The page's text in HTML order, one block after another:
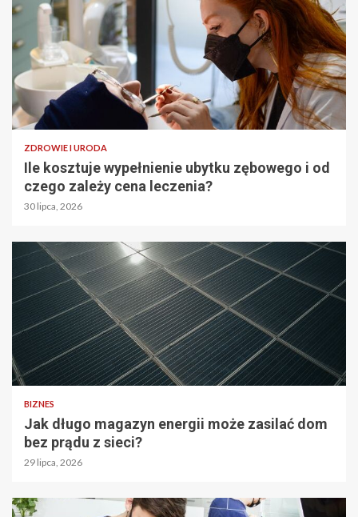
ZDROWIE I URODA
Ile kosztuje wypełnienie ubytku zębowego i od
czego zależy cena leczenia?
30 lipca, 2026
BIZNES
Jak długo magazyn energii może zasilać dom
bez prądu z sieci?
29 lipca, 2026